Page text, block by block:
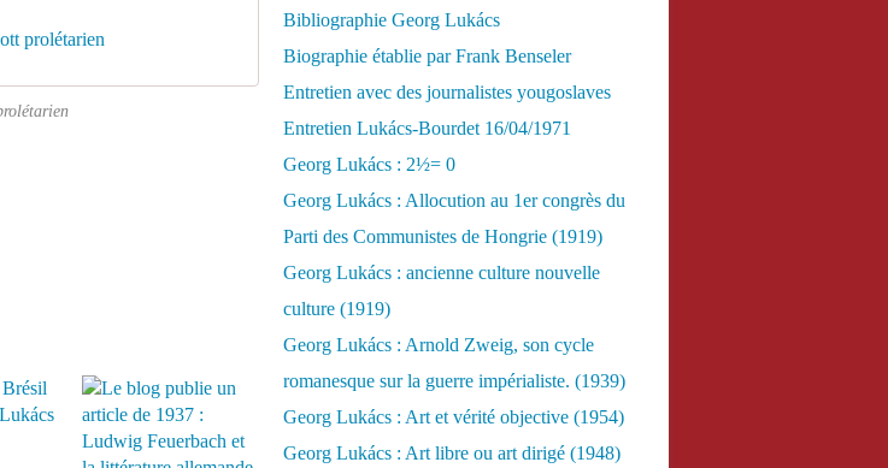
prolétarien
Bibliographie Georg Lukács
Biographie établie par Frank Benseler
Entretien avec des journalistes yougoslaves
Entretien Lukács-Bourdet 16/04/1971
Georg Lukács : 2½= 0
Georg Lukács : Allocution au 1er congrès du
Parti des Communistes de Hongrie (1919)
Georg Lukács : ancienne culture nouvelle
culture (1919)
Georg Lukács : Arnold Zweig, son cycle
romanesque sur la guerre impérialiste. (1939)
Georg Lukács : Art et vérité objective (1954)
Georg Lukács : Art libre ou art dirigé (1948)